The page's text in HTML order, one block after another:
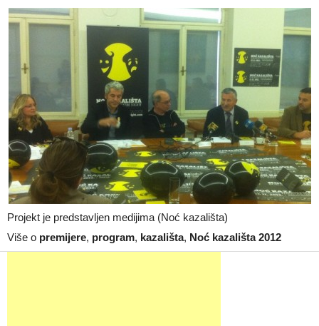
Projekt je predstavljen medijima (Noć kazališta)
Više o premijere, program, kazališta, Noć kazališta 2012